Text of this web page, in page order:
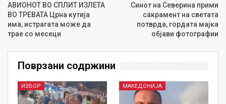
АВИОНОТ ВО СПЛИТ ИЗЛЕТА
ВО ТРЕВАТА Црна кутија
има, истрагата може да
трае со месеци
Синот на Северина прими
сакрамент на светата
потврда, гордата мајка
објави фотографии
Поврзани содржини
ИЗБОР МАКЕДОНИЈА